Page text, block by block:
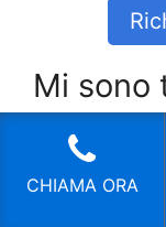
Mi sono
Mi sono
Fabio
CHIAMA ORA